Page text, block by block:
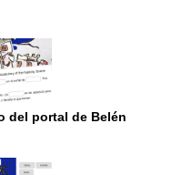
del portal de Belén